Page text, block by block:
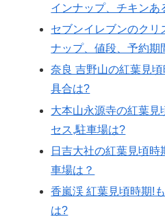
インナップ、チキンあ
セブンイレブンのクリ
ナップ、値段、予約期
奈良 吉野山の紅葉見
具合は?
大本山永源寺の紅葉見
セス,駐車場は?
日吉大社の紅葉見頃
車場は？
香嵐渓 紅葉見頃時期!
は?